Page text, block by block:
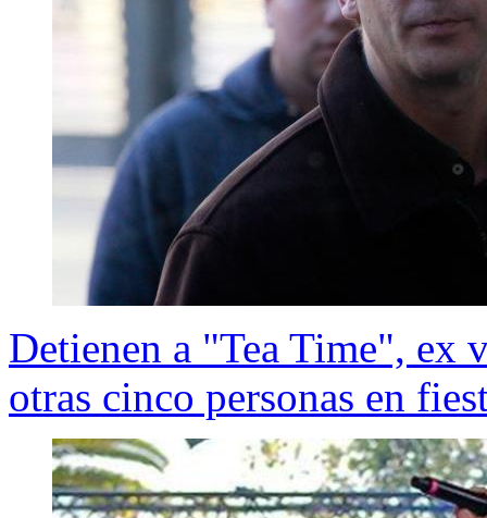
Detienen a "Tea Time", ex
otras cinco personas en